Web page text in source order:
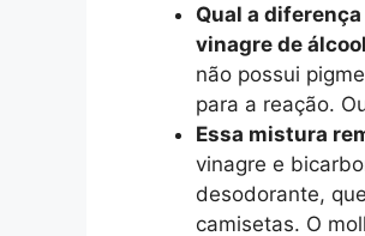
Qual a
vinagre de
não possui
para a reação.
Essa mistura
vinagre e
desodorante,
camisetas. O